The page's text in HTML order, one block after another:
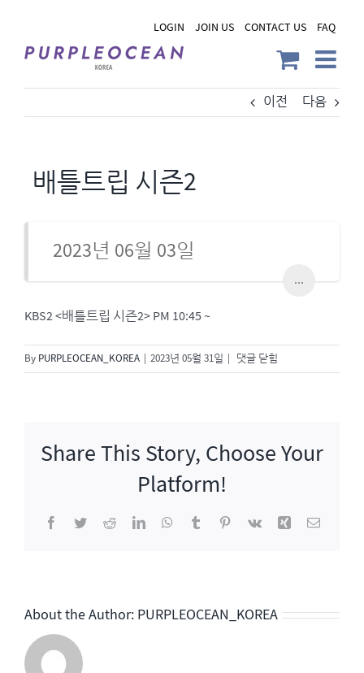
content
LOGIN JOIN US CONTACT US FAQ
이전 다음
배틀트립 시즌2
2023년 06월 03일
...
KBS2 <배틀트립 시즌2> PM 10:45 ~
By PURPLEOCEAN_KOREA 2023년 05월 31일
배
틀
즌
댓글 닫힘
Share This Story, Choose Your
Platform!
Facebook
TwitterRedditLinkedInWhatsApp
TumblrPinterest
Vk Xing 이
About the Author: PURPLEOCEAN_KOREA